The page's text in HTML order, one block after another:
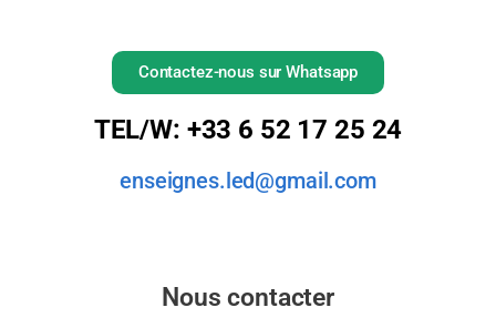
Contactez-nous sur Whatsapp
TEL/W: +33 6 52 17 25 24
enseignes.led@gmail.com
Nous contacter